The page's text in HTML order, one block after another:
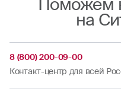
Поможем
на
8 (800) 200-09-00
Контакт-центр для всей